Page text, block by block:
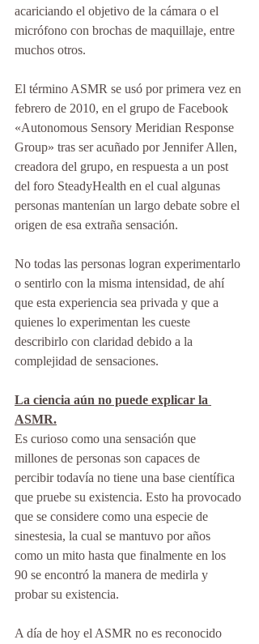
acariciando el objetivo de la cámara o el
micrófono con brochas de maquillaje, entre
muchos otros.
El término ASMR se usó por primera vez en
febrero de 2010, en el grupo de Facebook
«Autonomous Sensory Meridian Response
Group» tras ser acuñado por Jennifer Allen,
creadora del grupo, en respuesta a un post
del foro SteadyHealth en el cual algunas
personas mantenían un largo debate sobre el
origen de esa extraña sensación.
No todas las personas logran experimentarlo
o sentirlo con la misma intensidad, de ahí
que esta experiencia sea privada y que a
quienes lo experimentan les cueste
describirlo con claridad debido a la
complejidad de sensaciones.
La ciencia aún no puede explicar la
ASMR.
Es curioso como una sensación que
millones de personas son capaces de
percibir todavía no tiene una base científica
que pruebe su existencia. Esto ha provocado
que se considere como una especie de
sinestesia, la cual se mantuvo por años
como un mito hasta que finalmente en los
90 se encontró la manera de medirla y
probar su existencia.
A día de hoy el ASMR no es reconocido